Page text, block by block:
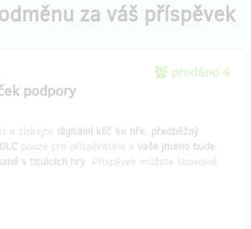
za váš příspěvek
prodáno 4
podpory
a získejte digitální klíč ke hře, předběžný
pouze pro přispěvatele a vaše jméno bude
v titulcích hry. Příspěvek můžete libovolně